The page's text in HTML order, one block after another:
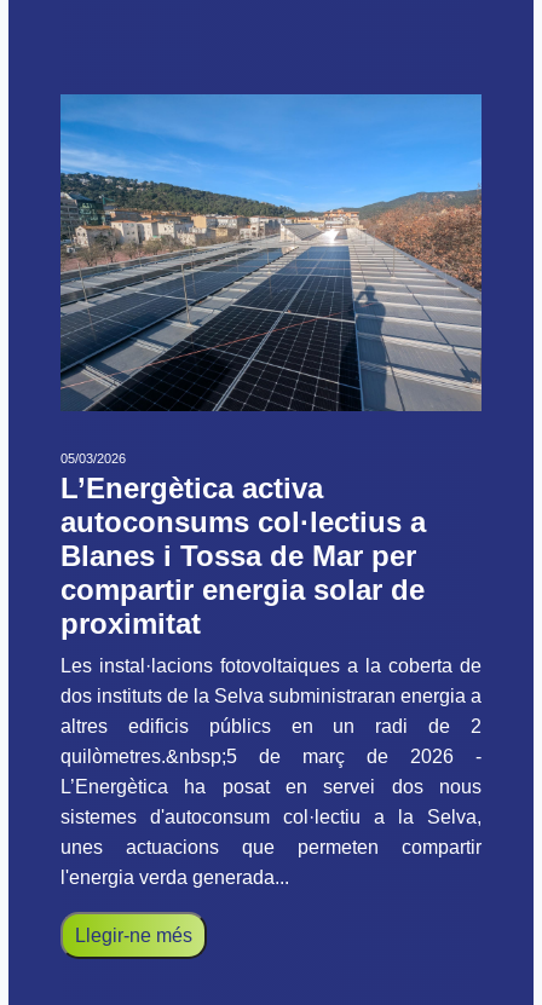
05/03/2026
L’Energètica activa
autoconsums col·lectius a
Blanes i Tossa de Mar per
compartir energia solar de
proximitat
Les instal·lacions fotovoltaiques a la coberta de
dos instituts de la Selva subministraran energia a
altres edificis públics en un radi de 2
quilòmetres.&nbsp;5 de març de 2026 -
L’Energètica ha posat en servei dos nous
sistemes d'autoconsum col·lectiu a la Selva,
unes actuacions que permeten compartir
l'energia verda generada...
Llegir-ne més